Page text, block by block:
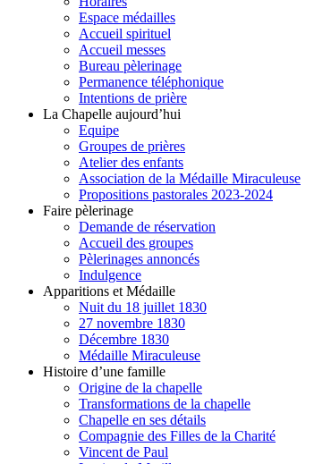
Espace médailles
Accueil spirituel
Accueil messes
Bureau pèlerinage
Permanence téléphonique
Intentions de prière
La Chapelle aujourd’hui
Equipe
Groupes de prières
Atelier des enfants
Association de la Médaille Miraculeuse
Propositions pastorales 2023-2024
Faire pèlerinage
Demande de réservation
Accueil des groupes
Pèlerinages annoncés
Indulgence
Apparitions et Médaille
Nuit du 18 juillet 1830
27 novembre 1830
Décembre 1830
Médaille Miraculeuse
Histoire d’une famille
Origine de la chapelle
Transformations de la chapelle
Chapelle en ses détails
Compagnie des Filles de la Charité
Vincent de Paul